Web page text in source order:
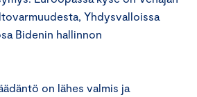
Yhdysvalloissa
Bidenin hallinnon
on lähes valmis ja